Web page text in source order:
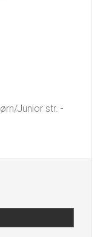
Junior str. -